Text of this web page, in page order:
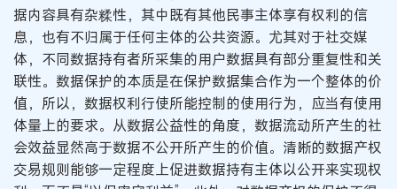
据内容具有杂糅性，其中既有其他民事主体享有权利的信
息，也有不归属于任何主体的公共资源。尤其对于社交媒
体，不同数据持有者所采集的用户数据具有部分重复性和关
联性。数据保护的本质是在保护数据集合作为一个整体的价
值，所以，数据权利行使所能控制的使用行为，应当有使用
体量上的要求。从数据公益性的角度，数据流动所产生的社
会效益显然高于数据不公开所产生的价值。清晰的数据产权
交易规则能够一定程度上促进数据持有主体以公开来实现权